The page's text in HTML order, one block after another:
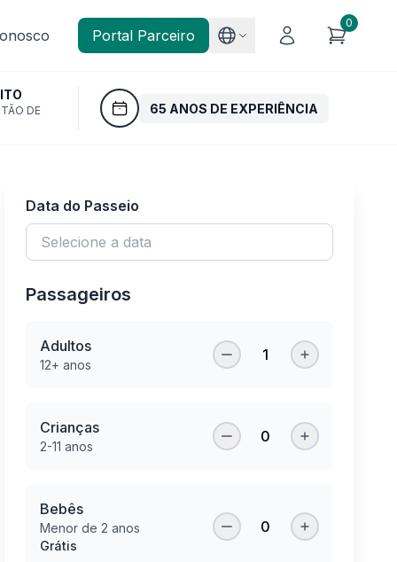
Portal Parceiro
0
DE
65 ANOS DE EXPERIÊNCIA
Data do Passeio
Passageiros
Adultos
12+ anos
1
Crianças
2-11 anos
0
Bebês
Menor de 2 anos
Grátis
0